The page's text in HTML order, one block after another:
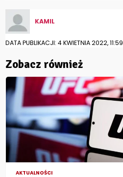
KAMIL
DATA PUBLIKACJI: 4 KWIETNIA 2022, 11:59
Zobacz również
AKTUALNOŚCI